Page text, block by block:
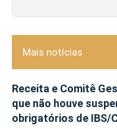
Mais notícias
Receita e Comitê
que não houve
obrigatórios de IBS/